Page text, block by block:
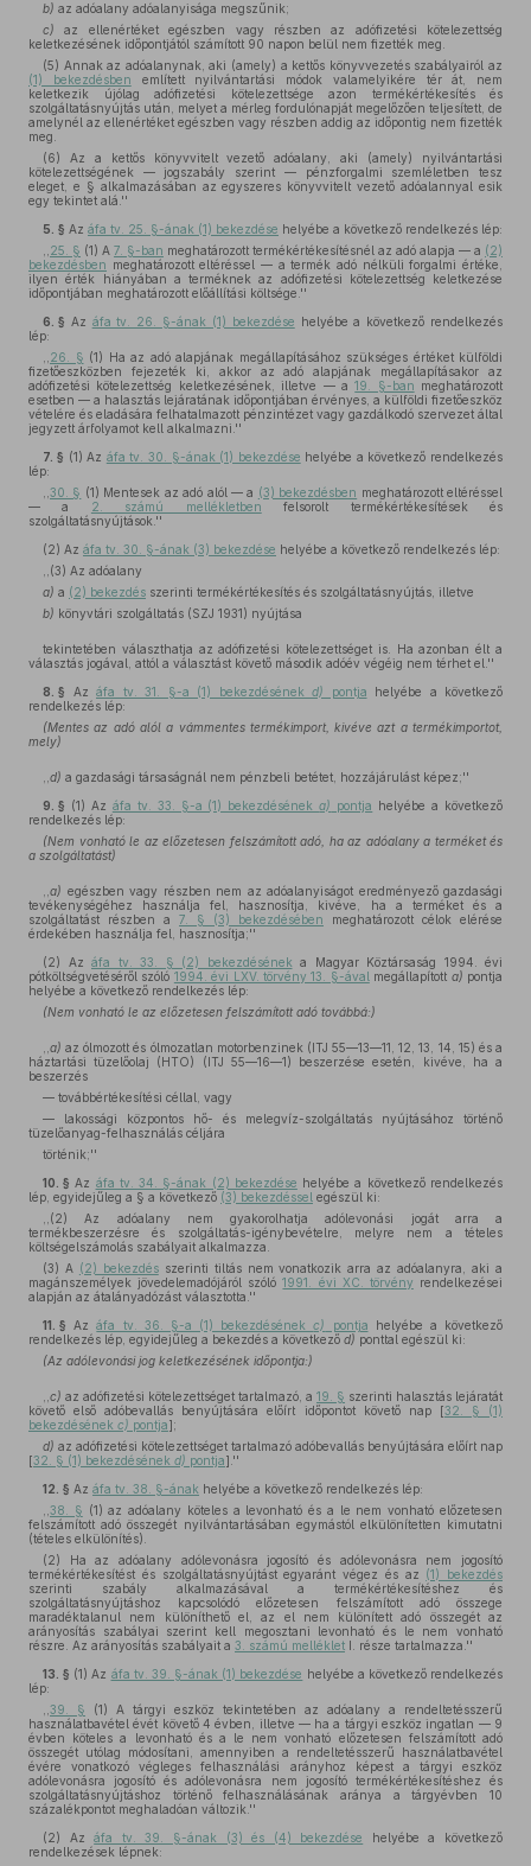
b) az adóalany adóalanyisága megszűnik;
c) az ellenértéket egészben vagy részben az adófizetési kötelezettség
keletkezésének időpontjától számított 90 napon belül nem fizették meg.
(5) Annak az adóalanynak, aki (amely) a kettős könyvvezetés szabályairól az
(1) bekezdésben említett nyilvántartási módok valamelyikére tér át, nem
keletkezik újólag adófizetési kötelezettsége azon termékértékesítés és
szolgáltatásnyújtás után, melyet a mérleg fordulónapját megelőzően teljesített, de
amelynél az ellenértéket egészben vagy részben addig az időpontig nem fizették
meg.
(6) Az a kettős könyvvitelt vezető adóalany, aki (amely) nyilvántartási
kötelezettségének — jogszabály szerint — pénzforgalmi szemléletben tesz
eleget, e § alkalmazásában az egyszeres könyvvitelt vezető adóalannyal esik
egy tekintet alá.''
5. § Az áfa tv. 25. §-ának (1) bekezdése helyébe a következő rendelkezés lép:
25. § (1) A 7. §-ban meghatározott termékértékesítésnél az adó alapja — a (2)
bekezdésben meghatározott eltéréssel — a termék adó nélküli forgalmi értéke,
ilyen érték hiányában a terméknek az adófizetési kötelezettség keletkezése
időpontjában meghatározott előállítási költsége.''
6. § Az áfa tv. 26. §-ának (1) bekezdése helyébe a következő rendelkezés
lép:
26. § (1) Ha az adó alapjának megállapításához szükséges értéket külföldi
fizetőeszközben fejezeték ki, akkor az adó alapjának megállapításakor az
adófizetési kötelezettség keletkezésének, illetve — a19. §-ban meghatározott
esetben — a halasztás lejáratának időpontjában érvényes, a külföldi fizetőeszköz
vételére és eladására felhatalmazott pénzintézet vagy gazdálkodó szervezet által
jegyzett árfolyamot kell alkalmazni.''
7. § (1) Az áfa tv. 30. §-ának (1) bekezdése helyébe a következő rendelkezés
lép:
30. § (1) Mentesek az adó alól — a (3) bekezdésben meghatározott eltéréssel
— a 2. számú mellékletben felsorolt termékértékesítések és
szolgáltatásnyújtások.''
(2) Az áfa tv. 30. §-ának (3) bekezdése helyébe a következő rendelkezés lép:
,,(3) Az adóalany
a) a (2) bekezdés szerinti termékértékesítés és szolgáltatásnyújtás, illetve
b) könyvtári szolgáltatás (SZJ 1931) nyújtása
tekintetében választhatja az adófizetési kötelezettséget is. Ha azonban élt a
választás jogával, attól a választást követő második adóév végéig nem térhet el.''
8. § Az áfa tv. 31. §-a (1) bekezdésének d) pontja helyébe a következő
rendelkezés lép:
(Mentes az adó alól a vámmentes termékimport, kivéve azt a termékimportot,
mely)
d) a gazdasági társaságnál nem pénzbeli betétet, hozzájárulást képez;''
9. § (1) Az áfa tv. 33. §-a (1) bekezdéséneka) pontja helyébe a következő
rendelkezés lép:
(Nem vonható le az előzetesen felszámított adó, ha az adóalany a terméket és
a szolgáltatást)
a) egészben vagy részben nem az adóalanyiságot eredményező gazdasági
tevékenységéhez használja fel, hasznosítja, kivéve, ha a terméket és a
szolgáltatást részben a 7. § (3) bekezdésében meghatározott célok elérése
érdekében használja fel, hasznosítja;''
(2) Az áfa tv. 33. § (2) bekezdésének a Magyar Köztársaság 1994. évi
pótköltségvetéséről szóló 1994. évi LXV. törvény 13. §-ával megállapított a) pontja
helyébe a következő rendelkezés lép:
(Nem vonható le az előzetesen felszámított adó továbbá:)
a) az ólmozott és ólmozatlan motorbenzinek (ITJ 55—13—11, 12, 13, 14, 15) és a
háztartási tüzelőolaj (HTO) (ITJ 55—16—1) beszerzése esetén, kivéve, ha a
beszerzés
— továbbértékesítési céllal, vagy
— lakossági központos hő- és melegvíz-szolgáltatás nyújtásához történő
tüzelőanyag-felhasználás céljára
történik;''
10. § Az áfa tv. 34. §-ának (2) bekezdése helyébe a következő rendelkezés
lép, egyidejűleg a § a következő (3) bekezdéssel egészül ki:
,,(2) Az adóalany nem gyakorolhatja adólevonási jogát arra a
termékbeszerzésre és szolgáltatás-igénybevételre, melyre nem a tételes
költségelszámolás szabályait alkalmazza.
(3) A (2) bekezdésszerinti tiltás nem vonatkozik arra az adóalanyra, aki a
magánszemélyek jövedelemadójáról szóló1991. évi XC. törvény rendelkezései
alapján az átalányadózást választotta.''
11. § Azáfa tv. 36. §-a (1) bekezdésénekc) pontja helyébe a következő
rendelkezés lép, egyidejűleg a bekezdés a következő d) ponttal egészül ki:
(Az adólevonási jog keletkezésének időpontja:)
c) az adófizetési kötelezettséget tartalmazó, a 19. § szerinti halasztás lejáratát
követő első adóbevallás benyújtására előírt időpontot követő nap [32. § (1)
bekezdésének c) pontja];
d) az adófizetési kötelezettséget tartalmazó adóbevallás benyújtására előírt nap
[32. § (1) bekezdésének d) pontja].''
12. § Az áfa tv. 38. §-ának helyébe a következő rendelkezés lép:
38. § (1) az adóalany köteles a levonható és a le nem vonható előzetesen
felszámított adó összegét nyilvántartásában egymástól elkülönítetten kimutatni
(tételes elkülönítés).
(2) Ha az adóalany adólevonásra jogosító és adólevonásra nem jogosító
termékértékesítést és szolgáltatásnyújtást egyaránt végez és az (1) bekezdés
szerinti szabály alkalmazásával a termékértékesítéshez és
szolgáltatásnyújtáshoz kapcsolódó előzetesen felszámított adó összege
maradéktalanul nem különíthető el, az el nem különített adó összegét az
arányosítás szabályai szerint kell megosztani levonható és le nem vonható
részre. Az arányosítás szabályait a 3. számú melléklet I. része tartalmazza.''
13. § (1) Az áfa tv. 39. §-ának (1) bekezdése helyébe a következő rendelkezés
lép:
39. § (1) A tárgyi eszköz tekintetében az adóalany a rendeltetésszerű
használatbavétel évét követő 4 évben, illetve — ha a tárgyi eszköz ingatlan — 9
évben köteles a levonható és a le nem vonható előzetesen felszámított adó
összegét utólag módosítani, amennyiben a rendeltetésszerű használatbavétel
évére vonatkozó végleges felhasználási arányhoz képest a tárgyi eszköz
adólevonásra jogosító és adólevonásra nem jogosító termékértékesítéshez és
szolgáltatásnyújtáshoz történő felhasználásának aránya a tárgyévben 10
százalékpontot meghaladóan változik.''
(2) Azáfa tv. 39. §-ának (3) és (4) bekezdése
helyébe a következő
rendelkezések lépnek: